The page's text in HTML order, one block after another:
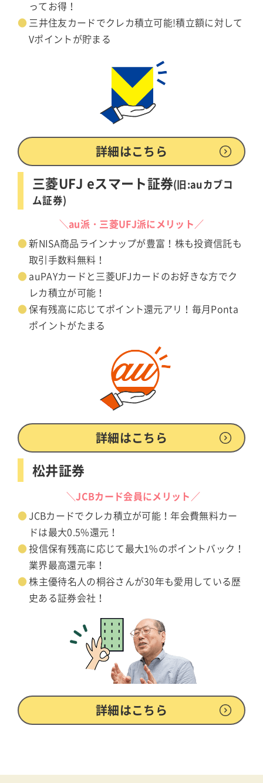
ってお得！
三井住友カードでクレカ積立可能!積立額に対して
Vポイントが貯まる
詳細はこちら
三菱UFJ eスマート証券(旧:auカブコ
ム証券)
＼au派・三菱UFJ派にメリット／
新NISA商品ラインナップが豊富！株も投資信託も
取引手数料無料！
auPAYカードと三菱UFJカードのお好きな方でク
レカ積立が可能！
保有残高に応じてポイント還元アリ！毎月Ponta
ポイントがたまる
詳細はこちら
松井証券
＼JCBカード会員にメリット／
JCBカードでクレカ積立が可能！年会費無料カー
ドは最大0.5%還元！
投信保有残高に応じて最大1%のポイントバック！
業界最高還元率！
株主優待名人の桐谷さんが30年も愛用している歴
史ある証券会社！
詳細はこちら